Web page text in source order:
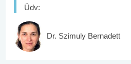
Üdv:
Dr. Szimuly Bernadett